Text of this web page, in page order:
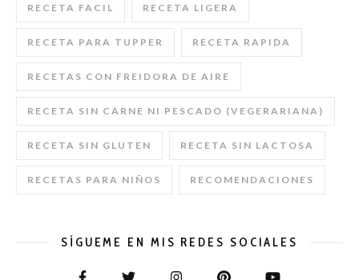
RECETA FACIL RECETA LIGERA
RECETA PARA TUPPER RECETA RAPIDA
RECETAS CON FREIDORA DE AIRE
RECETA SIN CARNE NI PESCADO (VEGERARIANA)
RECETA SIN GLUTEN RECETA SIN LACTOSA
RECETAS PARA NIÑOS RECOMENDACIONES
SÍGUEME EN MIS REDES SOCIALES